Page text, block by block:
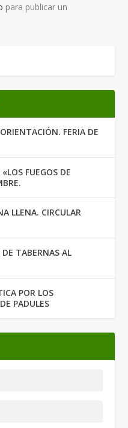
para publicar un
FERIA DE
FUEGOS DE
LLENA. CIRCULAR
TABERNAS AL
POR LOS
PADULES